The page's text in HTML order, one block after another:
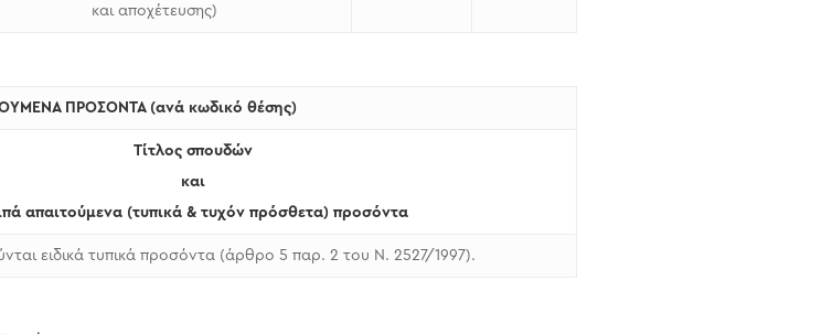
και αποχέτευσης)
ΠΡΟΣΟΝΤΑ (ανά κωδικό θέσης)
Τίτλος σπουδών
και
απαιτούμενα (τυπικά & τυχόν πρόσθετα) προσόντα
ειδικά τυπικά προσόντα (άρθρο 5 παρ. 2 του Ν. 2527/1997).